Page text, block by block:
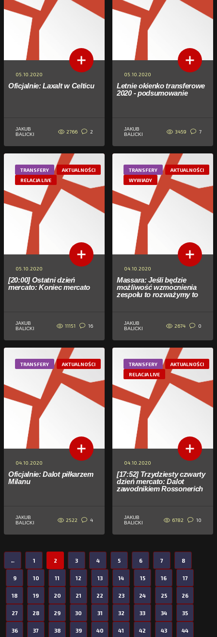
05.10.2020
Oficjalnie: Laxalt w Celticu
JAKUB
BALICKI
2766 2
05.10.2020
Letnie okienko transferowe
2020 - podsumowanie
JAKUB
BALICKI
3459 7
TRANSFERY
AKTUALNOŚCI
RELACJA LIVE
05.10.2020
[20:00] Ostatni dzień
mercato: Koniec mercato
JAKUB
BALICKI
11151 16
TRANSFERY
AKTUALNOŚCI
WYWIADY
04.10.2020
Massara: Jeśli będzie
możliwość wzmocnienia
zespołu to rozważymy to
JAKUB
BALICKI
2674 0
TRANSFERY AKTUALNOŚCI
04.10.2020
Oficjalnie: Dalot piłkarzem
Milanu
JAKUB
BALICKI
2522 4
TRANSFERY
AKTUALNOŚCI
RELACJA LIVE
04.10.2020
[17:52] Trzydziesty czwarty
dzień mercato: Dalot
zawodnikiem Rossonerich
JAKUB
BALICKI
6782 10
← 1 2 3 4 5 6 7 8
9 10 11 12 13 14 15 16 17
18 19 20 21 22 23 24 25 26
27 28 29 30 31 32 33 34 35
36 37 38 39 40 41 42 43 44